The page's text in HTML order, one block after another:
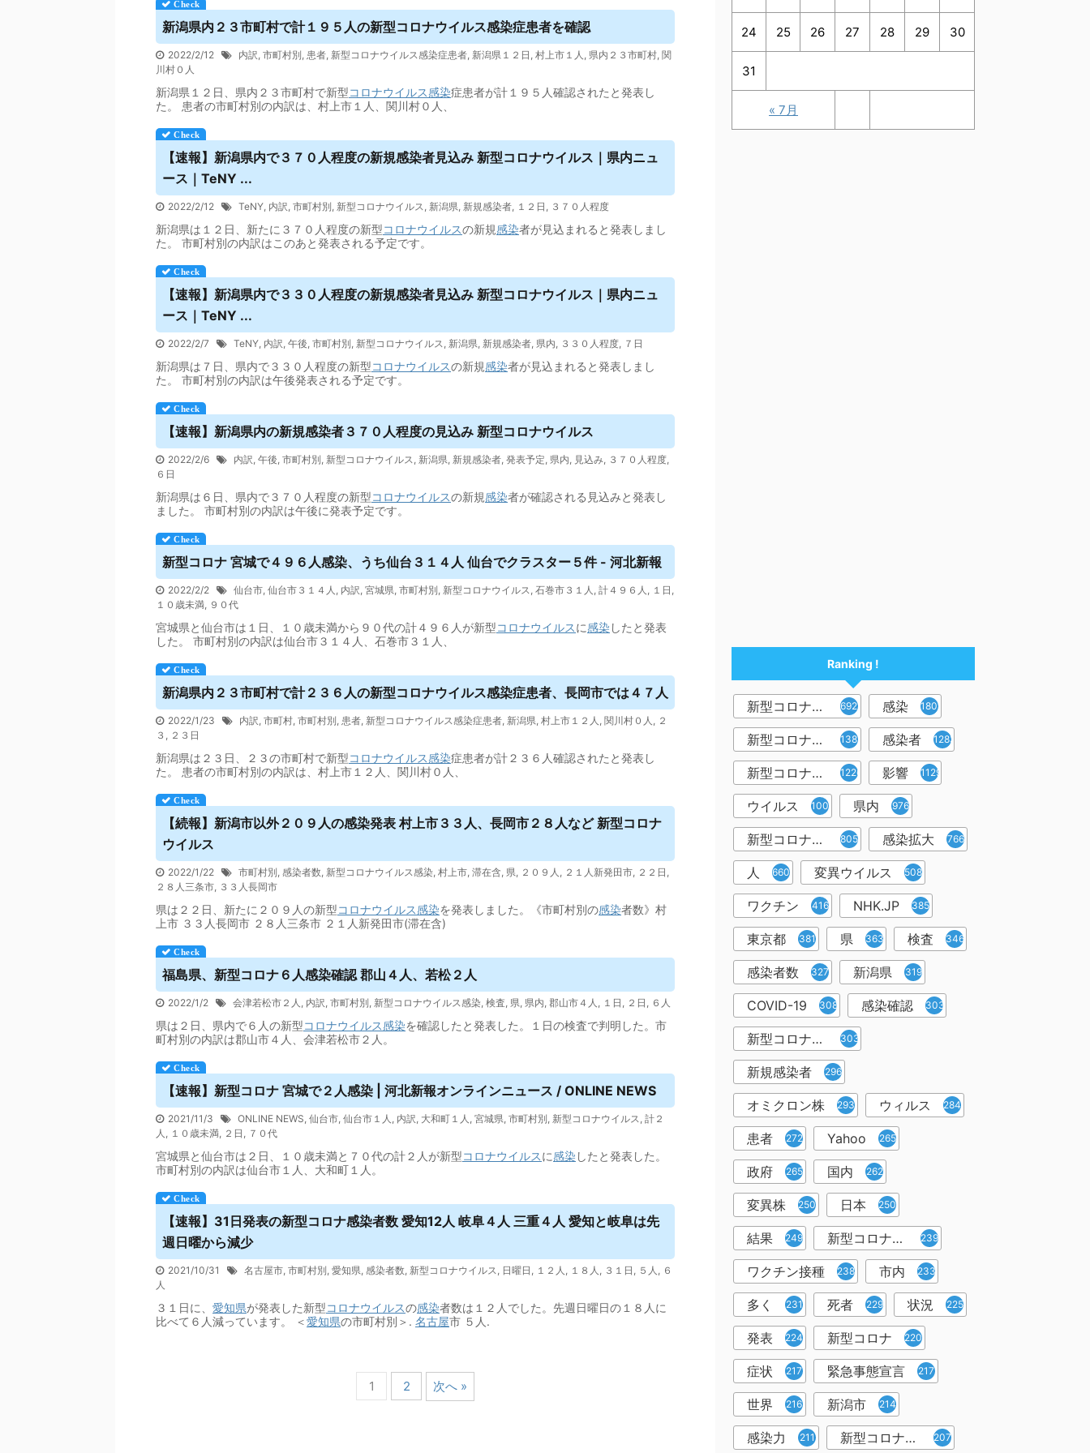
新潟県内２３市町村で計１９５人の新型コロナウイルス感染症患者を確認
2022/2/12 内訳, 市町村別, 患者, 新型コロナウイルス感染症患者, 新潟県１２日 , 村上市１人 , 県内２３市町村, 関
川村０人
新潟県１２日、県内２３市町村で新型コロナウイルス感染症患者が計１９５人確認されたと発表し
た。 患者の市町村別の内訳は、村上市１人、関川村０人、
【速報】新潟県内で３７０人程度の新規感染者見込み 新型コロナウイルス ｜県内ニュ
ース｜TeNY ...
2022/2/12 TeNY, 内訳, 市町村別, 新型コロナウイルス, 新潟県, 新規感染者, １２日 , ３７０人程度
新潟県は１２日、新たに３７０人程度の新型コロナウイルスの新規感染者が見込まれると発表しまし
た。 市町村別の内訳はこのあと発表される予定です。
【速報】新潟県内で３３０人程度の新規感染者見込み 新型コロナウイルス ｜県内ニュ
ース｜TeNY ...
2022/2/7 TeNY, 内訳, 午後, 市町村別, 新型コロナウイルス, 新潟県, 新規感染者, 県内, ３３０人程度, ７日
新潟県は７日、県内で３３０人程度の新型コロナウイルスの新規感染者が見込まれると発表しまし
た。 市町村別の内訳は午後発表される予定です。
【速報】新潟県内の新規感染者３７０人程度の見込み 新型コロナウイルス
2022/2/6 内訳, 午後, 市町村別, 新型コロナウイルス, 新潟県, 新規感染者, 発表予定, 県内, 見込み, ３７０人程度,
６日
新潟県は６日、県内で３７０人程度の新型コロナウイルスの新規感染者が確認される見込みと発表し
ました。 市町村別の内訳は午後に発表予定です。
新型コロナ 宮城で４９６人感染、うち仙台３１４人 仙台でクラスター５件 - 河北新報
2022/2/2 仙台市, 仙台市３１４人 , 内訳, 宮城県, 市町村別, 新型コロナウイルス, 石巻市３１人 , 計４９６人 , １日 ,
１０歳未満, ９０代
宮城県と仙台市は１日、１０歳未満から９０代の計４９６人が新型コロナウイルスに感染 したと発表
した。 市町村別の内訳は仙台市３１４人、石巻市３１人、
新潟県内２３市町村で計２３６人の新型コロナウイルス感染症患者、長岡市では４７人
2022/1/23 内訳, 市町村, 市町村別, 患者, 新型コロナウイルス感染症患者, 新潟県, 村上市１２人 , 関川村０人 , ２
３ , ２３日
新潟県は２３日、２３の市町村で新型コロナウイルス感染症患者が計２３６人確認されたと発表し
た。 患者の市町村別の内訳は、村上市１２人、関川村０人、
【続報】新潟市以外２０９人の感染発表 村上市３３人、長岡市２８人など 新型コロナ
ウイルス
2022/1/22 市町村別, 感染者数, 新型コロナウイルス感染, 村上市, 滞在含, 県, ２０９人 , ２１人新発田市, ２２日 ,
２８人三条市, ３３人長岡市
県は２２日、新たに２０９人の新型コロナウイルス感染を発表しました。《市町村別の感染者数》村
上市 ３３人長岡市 ２８人三条市 ２１人新発田市(滞在含)
福島県、新型コロナ６人感染確認 郡山４人、若松２人
2022/1/2 会津若松市２人 , 内訳, 市町村別, 新型コロナウイルス感染, 検査, 県, 県内, 郡山市４人 , １日 , ２日 , ６人
県は２日、県内で６人の新型コロナウイルス感染を確認したと発表した。１日の検査で判明した。市
町村別の内訳は郡山市４人、会津若松市２人。
【速報】新型コロナ 宮城で２人感染 | 河北新報オンラインニュース / ONLINE NEWS
2021/11/3 ONLINE NEWS, 仙台市, 仙台市１人 , 内訳, 大和町１人 , 宮城県, 市町村別, 新型コロナウイルス, 計２
人 , １０歳未満, ２日 , ７０代
宮城県と仙台市は２日、１０歳未満と７０代の計２人が新型コロナウイルスに感染 したと発表した。
市町村別の内訳は仙台市１人、大和町１人。
【速報】31日発表の新型コロナ感染者数 愛知12人 岐阜４人 三重４人 愛知と岐阜は先
週日曜から減少
2021/10/31 名古屋市, 市町村別, 愛知県, 感染者数, 新型コロナウイルス, 日曜日 , １２人 , １８人 , ３１日 , ５人 , ６
人
３１日に、 愛知県が発表した新型コロナウイルスの感染者数は１２人でした。先週日曜日の１８人に
比べて６人減っています。 ＜愛知県の市町村別＞. 名古屋市 ５人.
1 2 次へ »
« 7月
24 25 26 27 28 29 30
31
Ranking !
新型コロナウイルス 6921 感染 1809
新型コロナウィルス 1382 感染者 1283
新型コロナウイルス感染症 1226 影響 1129
ウイルス 1001 県内 976
新型コロナウイルス感染 805 感染拡大 766
人 660 変異ウイルス 508
ワクチン 416 NHK.JP 385
東京都 381 県 363 検査 346
感染者数 327 新潟県 319
COVID-19 308 感染確認 303
新型コロナウィルス感染症 303
新規感染者 296
オミクロン株 293 ウィルス 284
患者 272 Yahoo 265
政府 265 国内 262
変異株 250 日本 250
結果 249 新型コロナウイルスワクチン 239
ワクチン接種 238 市内 233
多く 231 死者 229 状況 225
発表 224 新型コロナ 220
症状 217 緊急事態宣言 217
世界 216 新潟市 214
感染力 211 新型コロナウイルス感染者 207